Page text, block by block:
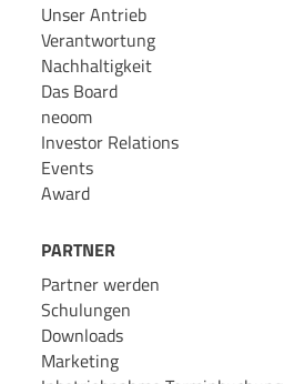
Unser Antrieb
Verantwortung
Nachhaltigkeit
Das Board
neoom
Investor Relations
Events
Award
PARTNER
Partner werden
Schulungen
Downloads
Marketing